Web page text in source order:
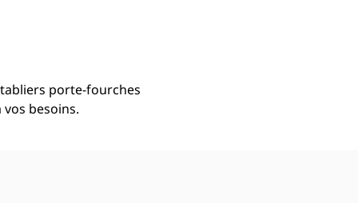
porte-fourches
besoins.